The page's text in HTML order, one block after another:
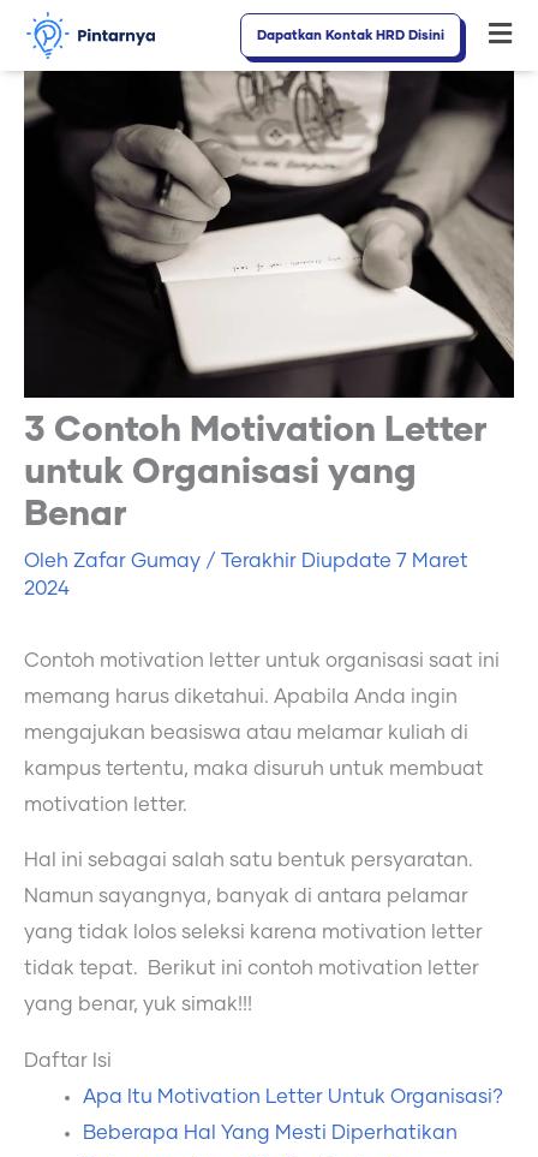
Lewati
konten
Dapatkan Kontak HRD Disini
3 Contoh Motivation Letter
untuk Organisasi yang
Benar
Oleh Zafar Gumay / Terakhir Diupdate 7 Maret
2024
Contoh motivation letter untuk organisasi saat ini
memang harus diketahui. Apabila Anda ingin
mengajukan beasiswa atau melamar kuliah di
kampus tertentu, maka disuruh untuk membuat
motivation letter.
Hal ini sebagai salah satu bentuk persyaratan.
Namun sayangnya, banyak di antara pelamar
yang tidak lolos seleksi karena motivation letter
tidak tepat. Berikut ini contoh motivation letter
yang benar, yuk simak!!!
Daftar Isi
Apa Itu Motivation Letter Untuk Organisasi?
Beberapa Hal Yang Mesti Diperhatikan